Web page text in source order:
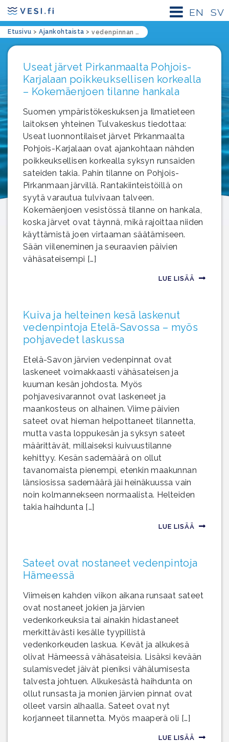
SV
EN
Etusivu > Ajankohtaista > vedenpinnan korkeus
Useat järvet Pirkanmaalta Pohjois-
Karjalaan poikkeuksellisen korkealla
– Kokemäenjoen tilanne hankala
Suomen ympäristökeskuksen ja Ilmatieteen
laitoksen yhteinen Tulvakeskus tiedottaa:
Useat luonnontilaiset järvet Pirkanmaalta
Pohjois-Karjalaan ovat ajankohtaan nähden
poikkeuksellisen korkealla syksyn runsaiden
sateiden takia. Pahin tilanne on Pohjois-
Pirkanmaan järvillä. Rantakiinteistöillä on
syytä varautua tulvivaan talveen.
Kokemäenjoen vesistössä tilanne on hankala,
koska järvet ovat täynnä, mikä rajoittaa niiden
käyttämistä joen virtaaman säätämiseen.
Sään viileneminen ja seuraavien päivien
vähäsateisempi […]
LUE LISÄÄ
Kuiva ja helteinen kesä laskenut
vedenpintoja Etelä-Savossa – myös
pohjavedet laskussa
Etelä-Savon järvien vedenpinnat ovat
laskeneet voimakkaasti vähäsateisen ja
kuuman kesän johdosta. Myös
pohjavesivarannot ovat laskeneet ja
maankosteus on alhainen. Viime päivien
sateet ovat hieman helpottaneet tilannetta,
mutta vasta loppukesän ja syksyn sateet
määrittävät, millaiseksi kuivuustilanne
kehittyy. Kesän sademäärä on ollut
tavanomaista pienempi, etenkin maakunnan
länsiosissa sademäärä jäi heinäkuussa vain
noin kolmannekseen normaalista. Helteiden
takia haihdunta […]
LUE LISÄÄ
Sateet ovat nostaneet vedenpintoja
Hämeessä
Viimeisen kahden viikon aikana runsaat sateet
ovat nostaneet jokien ja järvien
vedenkorkeuksia tai ainakin hidastaneet
merkittävästi kesälle tyypillistä
vedenkorkeuden laskua. Kevät ja alkukesä
olivat Hämeessä vähäsateisia. Lisäksi kevään
sulamisvedet jäivät pieniksi vähälumisesta
talvesta johtuen. Alkukesästä haihdunta on
ollut runsasta ja monien järvien pinnat ovat
olleet varsin alhaalla. Sateet ovat nyt
korjanneet tilannetta. Myös maaperä oli […]
LUE LISÄÄ